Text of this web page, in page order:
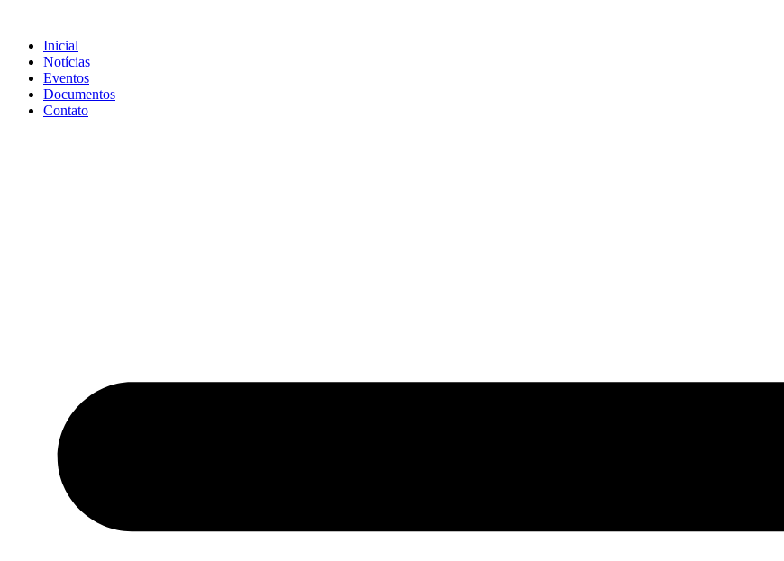
conteúdo
Inicial
Notícias
Eventos
Documentos
Contato